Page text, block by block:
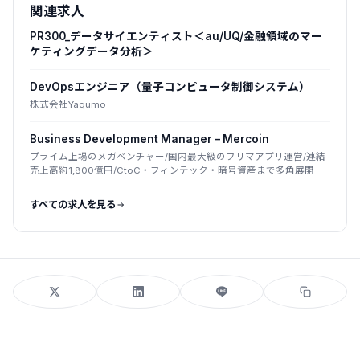
関連求人
PR300_データサイエンティスト＜au/UQ/金融領域のマー
ケティングデータ分析＞
DevOpsエンジニア（量子コンピュータ制御システム）
株式会社Yaqumo
Business Development Manager – Mercoin
プライム上場のメガベンチャー/国内最大級のフリマアプリ運営/連結
売上高約1,800億円/CtoC・フィンテック・暗号資産まで多角展開
すべての求人を見る